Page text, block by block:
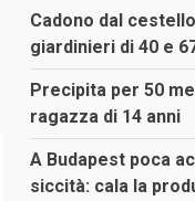
Cadono dal
giardinieri di 40 e
Precipita per 50
ragazza di 14 anni
A Budapest poca
siccità: cala la